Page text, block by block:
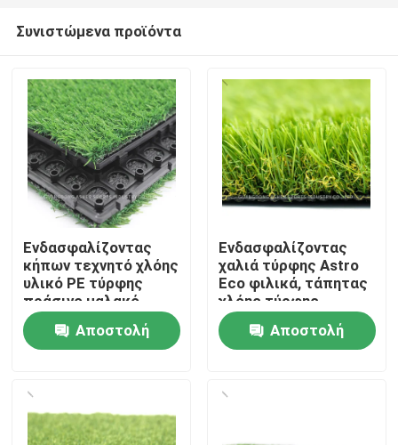
Αρχική
Βίντεο
Συνιστώμενα προϊόντα
Ενδασφαλίζοντας
κήπων τεχνητό χλόης
υλικό PE τύρφης
πράσινο μαλακό
Αποστολή
Ενδασφαλίζοντας
χαλιά τύρφης Astro
Eco φιλικά, τάπητας
χλόης τύρφης
μετρητής 8 ίντσας
Αποστολή